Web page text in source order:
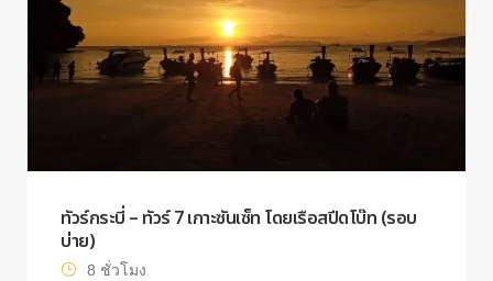
ทัวร์กระบี่ – ทัวร์ 7 เกาะซันเซ็ท โดยเรือสปีดโบ๊ท (รอบ
บ่าย)
8 ชั่วโมง